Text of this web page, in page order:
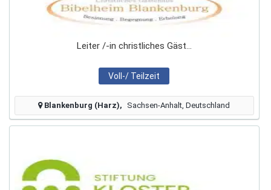
Leiter /-in christliches Gäst...
Voll-/ Teilzeit
Blankenburg (Harz) Sachsen-Anhalt, Deutschland